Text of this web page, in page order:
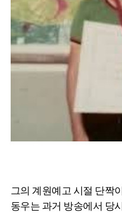
그의 계원예고 시절 단짝
동우는 과거 방송에서 당